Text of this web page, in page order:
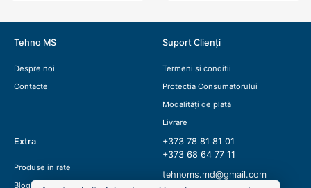
Tehno MS
Despre noi
Contacte
Suport Clienți
Termeni si conditii
Protectia Consumatorului
Modalități de plată
Livrare
Extra
Produse in rate
Blog
+373 78 81 81 01
+373 68 64 77 11
tehnoms.md@gmail.com